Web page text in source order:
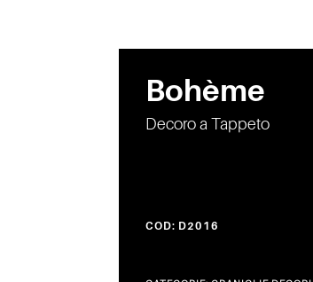
Bohème
Decoro a Tappeto
COD: D2016